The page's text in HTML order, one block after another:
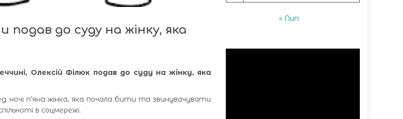
до суду на жінку, яка
Олексій Філюк подав до суду на жінку, яка
п’яна жінка, яка почала бити та звинувачувати
в соцмережі.
« Лип